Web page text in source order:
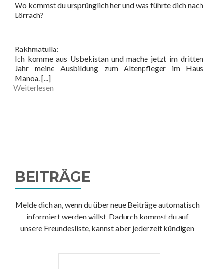
Wo kommst du ursprünglich her und was führte dich nach
Lörrach?
Rakhmatulla:
Ich komme aus Usbekistan und mache jetzt im dritten
Jahr meine Ausbildung
zum Altenpfleger im Haus
Manoa.[...]
Weiterlesen
BEITRÄGE
Melde dich an, wenn du über neue Beiträge automatisch
informiert werden willst. Dadurch kommst du auf
unsere Freundesliste, kannst aber jederzeit kündigen